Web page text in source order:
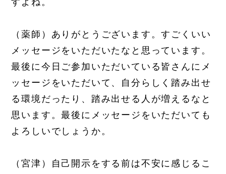
すよね。
（薬師）ありがとうございます。すごくいい
メッセージをいただいたなと思っています。
最後に今日ご参加いただいている皆さんにメ
ッセージをいただいて、自分らしく踏み出せ
る環境だったり、踏み出せる人が増えるなと
思います。最後にメッセージをいただいても
よろしいでしょうか。
（宮津）自己開示をする前は不安に感じるこ